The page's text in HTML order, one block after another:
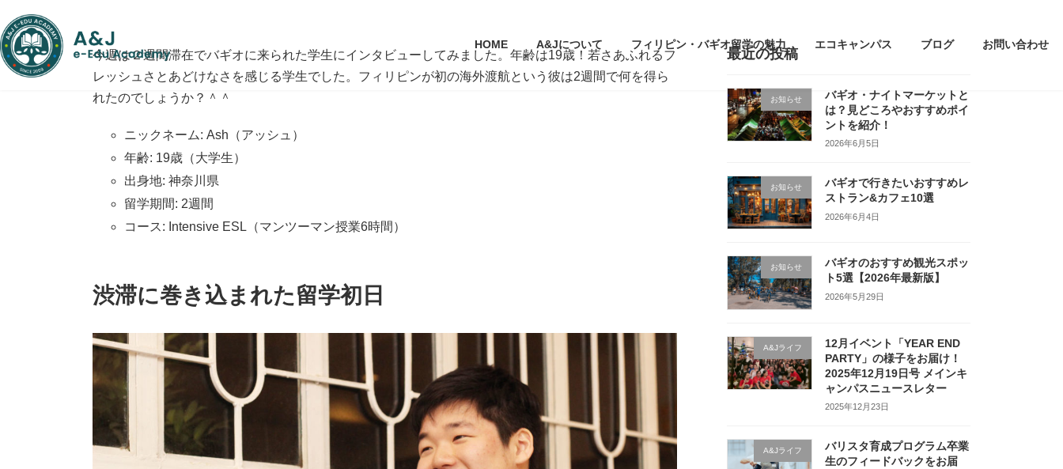
ン
テ
ン
ツ
ビ
ゲ
ー
シ
HOME A&Jについて フィリピン・バギオ留学の魅力 エコキャンパス ブログ お問い合わせ
今週は２週間滞在でバギオに来られた学生にインタビューしてみました。年齢は19歳！若さあふれるフ
レッシュさとあどけなさを感じる学生でした。フィリピンが初の海外渡航という彼は2週間で何を得ら
れたのでしょうか？＾＾
ニックネーム: Ash（アッシュ）
年齢: 19歳（大学生）
出身地: 神奈川県
留学期間: 2週間
コース: Intensive ESL（マンツーマン授業6時間）
渋滞に巻き込まれた留学初日
最近の投稿
お知らせ
バギオ・ナイトマーケットと
は？見どころやおすすめポイ
ントを紹介！
2026年6月5日
お知らせ
バギオで行きたいおすすめレ
ストラン&カフェ10選
2026年6月4日
お知らせ
バギオのおすすめ観光スポッ
ト5選【2026年最新版】
2026年5月29日
A&Jライフ
12月イベント「YEAR END
PARTY」の様子をお届け！
2025年12月19日号 メインキ
ャンパスニュースレター
2025年12月23日
A&Jライフ
バリスタ育成プログラム卒業
生のフィードバックをお届